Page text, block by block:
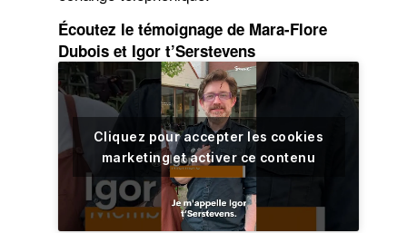
Écoutez le témoignage de Mara-Flore
Dubois et Igor t’Serstevens
Cliquez pour accepter les cookies
marketing et activer ce contenu